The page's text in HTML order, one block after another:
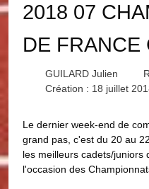
2018 07
DE FRANCE
GUILARD Julien
Création : 18 juillet
Le dernier week-end de
grand pas, c'est du 20 au
les meilleurs cadets/juniors
l'occasion des